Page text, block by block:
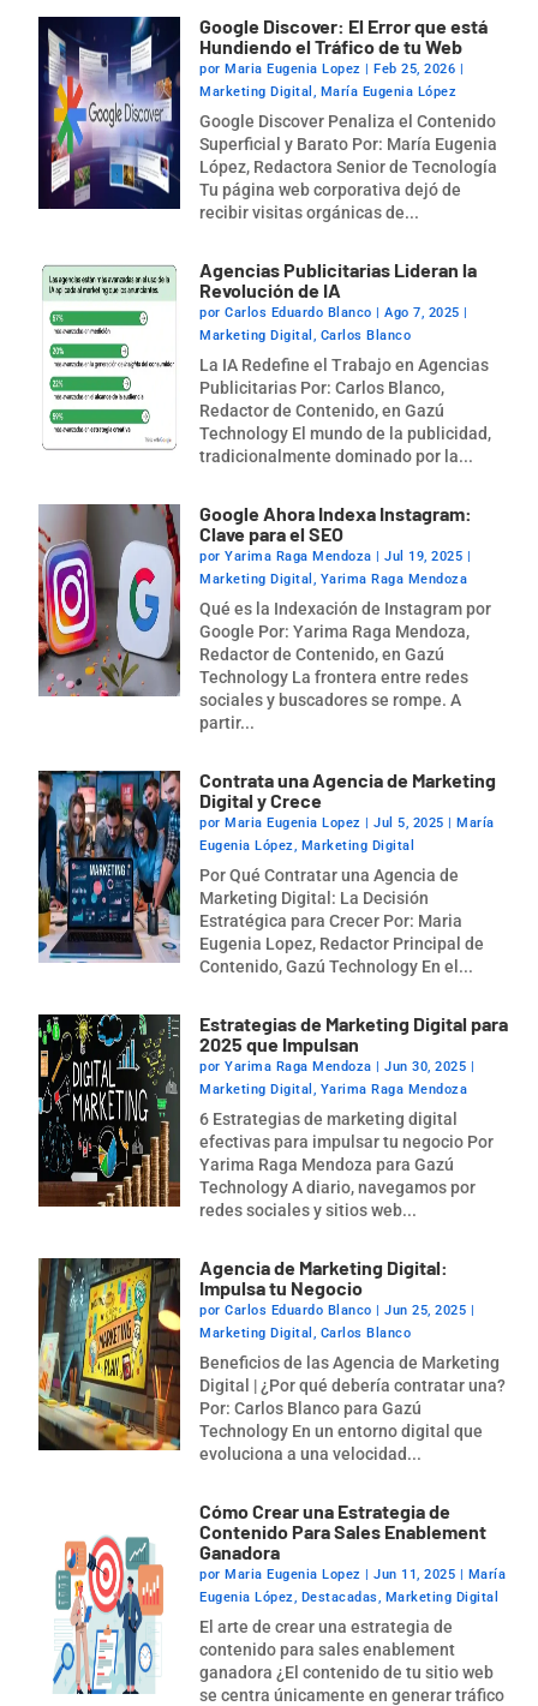
Google Discover: El Error que está
Hundiendo el Tráfico de tu Web
porMaria Eugenia Lopez |Feb 25, 2026 |
Marketing Digital , María Eugenia López
Google Discover Penaliza el Contenido
Superficial y Barato Por: María Eugenia
López, Redactora Senior de Tecnología
Tu página web corporativa dejó de
recibir visitas orgánicas de...
Agencias Publicitarias Lideran la
Revolución de IA
porCarlos Eduardo Blanco |Ago 7, 2025 |
Marketing Digital , Carlos Blanco
La IA Redefine el Trabajo en Agencias
Publicitarias Por: Carlos Blanco,
Redactor de Contenido, en Gazú
Technology El mundo de la publicidad,
tradicionalmente dominado por la...
Google Ahora Indexa Instagram:
Clave para el SEO
porYarima Raga Mendoza |Jul 19, 2025 |
Marketing Digital , Yarima Raga Mendoza
Qué es la Indexación de Instagram por
Google Por: Yarima Raga Mendoza,
Redactor de Contenido, en Gazú
Technology La frontera entre redes
sociales y buscadores se rompe. A
partir...
Contrata una Agencia de Marketing
Digital y Crece
porMaria Eugenia Lopez |Jul 5, 2025 |María
Eugenia López, Marketing Digital
Por Qué Contratar una Agencia de
Marketing Digital: La Decisión
Estratégica para Crecer Por: Maria
Eugenia Lopez, Redactor Principal de
Contenido, Gazú Technology En el...
Estrategias de Marketing Digital para
2025 que Impulsan
porYarima Raga Mendoza |Jun 30, 2025 |
Marketing Digital , Yarima Raga Mendoza
6 Estrategias de marketing digital
efectivas para impulsar tu negocio Por
Yarima Raga Mendoza para Gazú
Technology A diario, navegamos por
redes sociales y sitios web...
Agencia de Marketing Digital:
Impulsa tu Negocio
porCarlos Eduardo Blanco |Jun 25, 2025 |
Marketing Digital , Carlos Blanco
Beneficios de las Agencia de Marketing
Digital | ¿Por qué debería contratar una?
Por: Carlos Blanco para Gazú
Technology En un entorno digital que
evoluciona a una velocidad...
Cómo Crear una Estrategia de
Contenido Para Sales Enablement
Ganadora
porMaria Eugenia Lopez |Jun 11, 2025 | María
Eugenia López, Destacadas, Marketing Digital
El arte de crear una estrategia de
contenido para sales enablement
ganadora ¿El contenido de tu sitio web
se centra únicamente en generar tráfico